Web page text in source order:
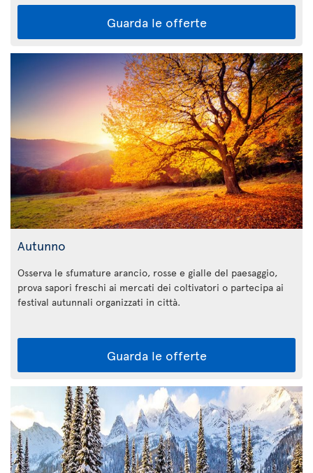
Guarda le offerte
Autunno
Osserva le sfumature arancio, rosse e gialle del paesaggio,
prova sapori freschi ai mercati dei coltivatori o partecipa ai
festival autunnali organizzati in città.
Guarda le offerte